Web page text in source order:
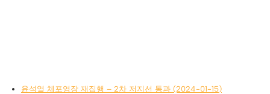
윤석열 체포영장 재집행 – 2차 저지선 통과 (2024-01-15)